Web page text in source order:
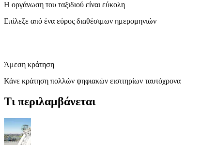
Η οργάνωση του ταξιδιού είναι εύκολη
Επίλεξε από ένα εύρος διαθέσιμων ημερομηνιών
Άμεση κράτηση
Κάνε κράτηση πολλών ψηφιακών εισιτηρίων ταυτόχρονα
Τι περιλαμβάνεται